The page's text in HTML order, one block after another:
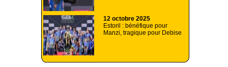
12 octobre 2025
Estoril : bénéfique pour
Manzi, tragique pour Debise